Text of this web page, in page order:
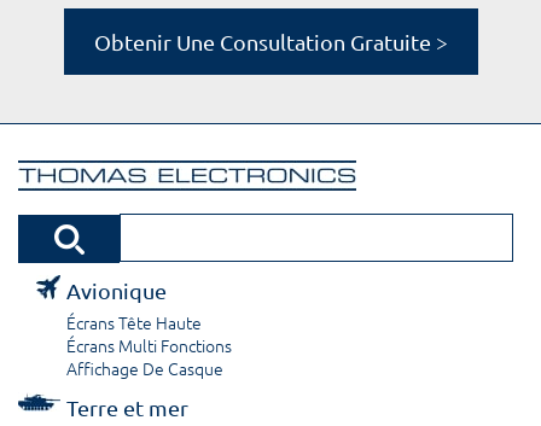
Obtenir Une Consultation Gratuite >
Avionique
Écrans Tête Haute
Écrans Multi Fonctions
Affichage De Casque
Terre et mer